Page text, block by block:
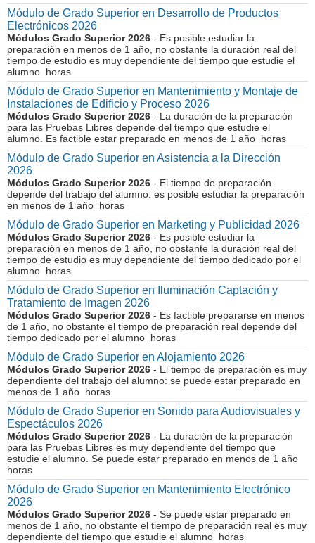
Módulo de Grado Superior en Desarrollo de Productos
Electrónicos 2026
Módulos Grado Superior 2026 - Es posible estudiar la
preparación en menos de 1 año, no obstante la duración real del
tiempo de estudio es muy dependiente del tiempo que estudie el
alumno horas
Módulo de Grado Superior en Mantenimiento y Montaje de
Instalaciones de Edificio y Proceso 2026
Módulos Grado Superior 2026 - La duración de la preparación
para las Pruebas Libres depende del tiempo que estudie el
alumno. Es factible estar preparado en menos de 1 año horas
Módulo de Grado Superior en Asistencia a la Dirección
2026
Módulos Grado Superior 2026 - El tiempo de preparación
depende del trabajo del alumno: es posible estudiar la preparación
en menos de 1 año horas
Módulo de Grado Superior en Marketing y Publicidad 2026
Módulos Grado Superior 2026 - Es posible estudiar la
preparación en menos de 1 año, no obstante la duración real del
tiempo de estudio es muy dependiente del tiempo dedicado por el
alumno horas
Módulo de Grado Superior en Iluminación Captación y
Tratamiento de Imagen 2026
Módulos Grado Superior 2026 - Es factible prepararse en menos
de 1 año, no obstante el tiempo de preparación real depende del
tiempo dedicado por el alumno horas
Módulo de Grado Superior en Alojamiento 2026
Módulos Grado Superior 2026 - El tiempo de preparación es muy
dependiente del trabajo del alumno: se puede estar preparado en
menos de 1 año horas
Módulo de Grado Superior en Sonido para Audiovisuales y
Espectáculos 2026
Módulos Grado Superior 2026 - La duración de la preparación
para las Pruebas Libres es muy dependiente del tiempo que
estudie el alumno. Se puede estar preparado en menos de 1 año
horas
Módulo de Grado Superior en Mantenimiento Electrónico
2026
Módulos Grado Superior 2026 - Se puede estar preparado en
menos de 1 año, no obstante el tiempo de preparación real es muy
dependiente del tiempo que estudie el alumno horas